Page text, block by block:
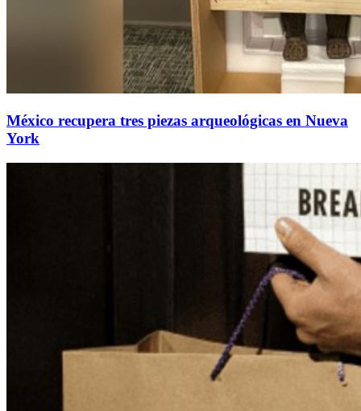
México recupera tres piezas arqueológicas en Nueva
York